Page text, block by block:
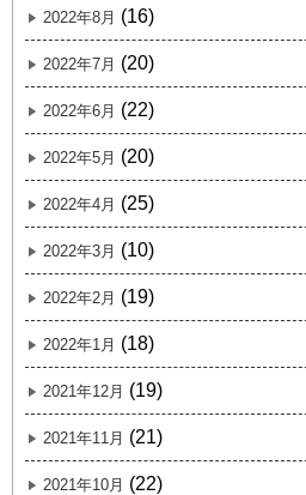
2022年8月 (16)
2022年7月 (20)
2022年6月 (22)
2022年5月 (20)
2022年4月 (25)
2022年3月 (10)
2022年2月 (19)
2022年1月 (18)
2021年12月 (19)
2021年11月 (21)
2021年10月 (22)